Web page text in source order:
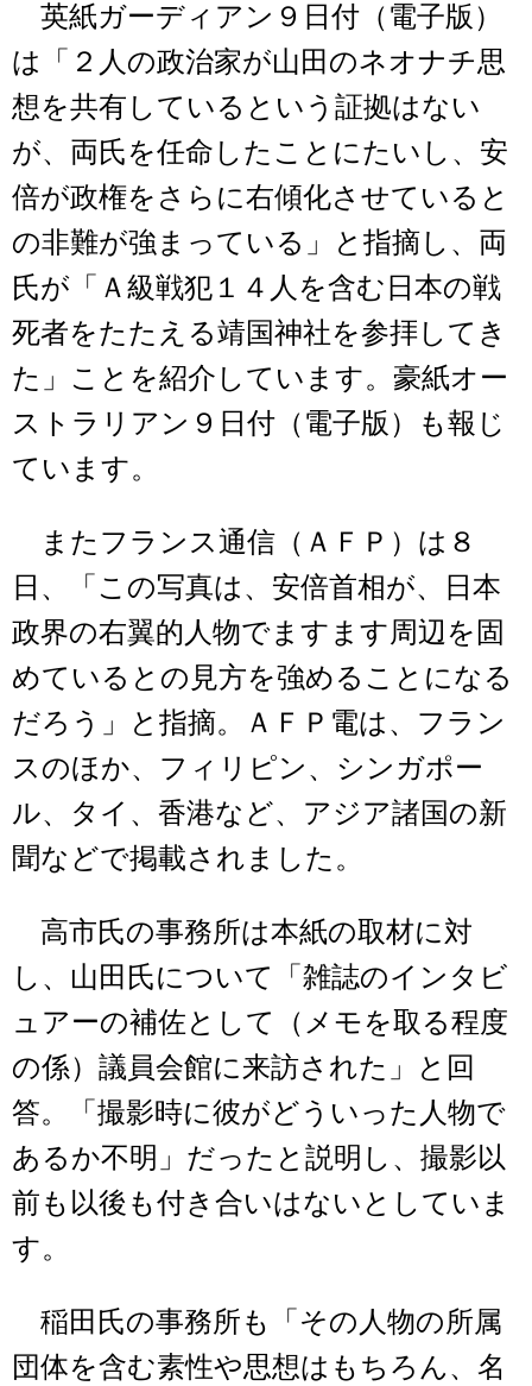
英紙ガーディアン９日付（電子版）
は「２人の政治家が山田のネオナチ思
想を共有しているという証拠はない
が、両氏を任命したことにたいし、安
倍が政権をさらに右傾化させていると
の非難が強まっている」と指摘し、両
氏が「Ａ級戦犯１４人を含む日本の戦
死者をたたえる靖国神社を参拝してき
た」ことを紹介しています。豪紙オー
ストラリアン９日付（電子版）も報じ
ています。
またフランス通信（ＡＦＰ）は８
日、「この写真は、安倍首相が、日本
政界の右翼的人物でますます周辺を固
めているとの見方を強めることになる
だろう」と指摘。ＡＦＰ電は、フラン
スのほか、フィリピン、シンガポー
ル、タイ、香港など、アジア諸国の新
聞などで掲載されました。
高市氏の事務所は本紙の取材に対
し、山田氏について「雑誌のインタビ
ュアーの補佐として（メモを取る程度
の係）議員会館に来訪された」と回
答。「撮影時に彼がどういった人物で
あるか不明」だったと説明し、撮影以
前も以後も付き合いはないとしていま
す。
稲田氏の事務所も「その人物の所属
団体を含む素性や思想はもちろん、名